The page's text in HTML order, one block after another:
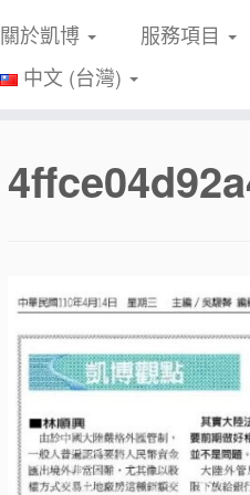
關於凱博 服務項目
中文 (台灣)